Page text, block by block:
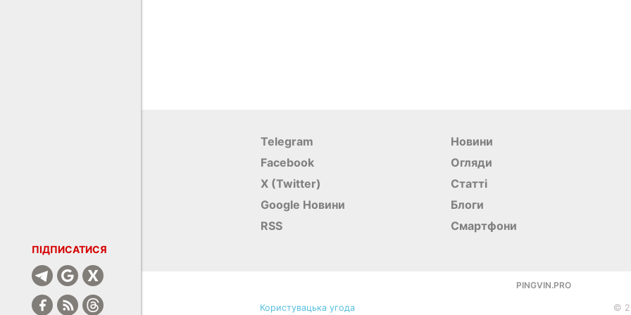
ПІДПИСАТИСЯ
Telegram
Facebook
X (Twitter)
Google Новини
RSS
Новини
Огляди
Статті
Блоги
Смартфони
PINGVIN.PRO
Користувацька угода ©